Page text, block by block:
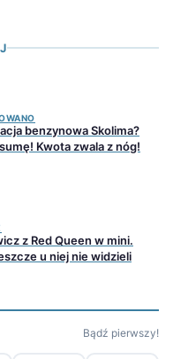
benzynowa Skolima?
Kwota zwala z nóg!
z Red Queen w mini.
u niej nie widzieli
Bądź pierwszy!